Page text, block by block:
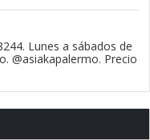
Lunes a sábados de
@asiakapalermo. Precio